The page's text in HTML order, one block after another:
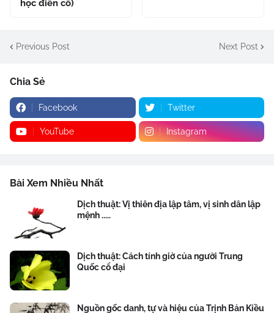
học điển cố)
Previous Post Next Post
Chia Sẻ
Facebook Twitter
YouTube Instagram
Bài Xem Nhiều Nhất
Dịch thuật: Vị thiên địa lập tâm, vị sinh dân lập
mệnh .....
Dịch thuật: Cách tính giờ của người Trung
Quốc cổ đại
Nguồn gốc danh, tự và hiệu của Trịnh Bản Kiều